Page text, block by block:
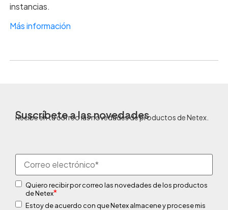
instancias.
Más información
Suscríbete a las novedades
Recibe en tu correo las novedades de productos de Netex.
Quiero recibir por correo las novedades de los productos
de Netex*
Estoy de acuerdo con que Netex almacene y procese mis